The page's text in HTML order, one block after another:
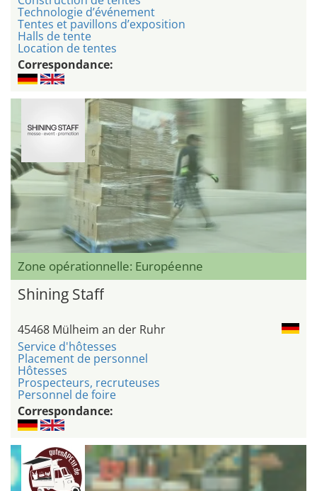
Technologie d’événement
Tentes et pavillons d’exposition
Halls de tente
Location de tentes
Correspondance:
Zone opérationnelle: Européenne
Shining Staff
45468 Mülheim an der Ruhr
Service d'hôtesses
Placement de personnel
Hôtesses
Prospecteurs, recruteuses
Personnel de foire
Correspondance: